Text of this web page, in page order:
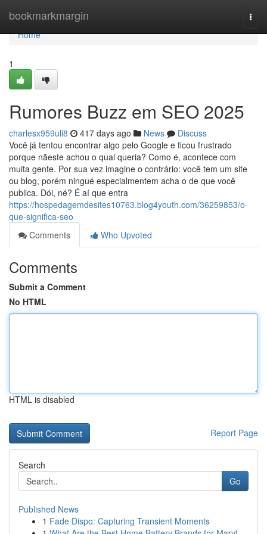
bookmarkmargin
Home
Home
1
Rumores Buzz em SEO 2025
charlesx959uli8 417 days ago News
Discuss
Você já tentou encontrar algo pelo Google e ficou frustrado
porque nãeste achou o qual queria? Como é, acontece com
muita gente. Por sua vez imagine o contrário: você tem um site
ou blog, porém ningué especialmentem acha o de que você
publica. Dói, né? É aí que entra
https://hospedagemdesites10763.blog4youth.com/36259853/o-
que-significa-seo
Comments
Who Upvoted
Comments
Submit a Comment
No HTML
HTML is disabled
Report Page
Search
Go
Published News
1 Fade Dispo: Capturing Transient Moments